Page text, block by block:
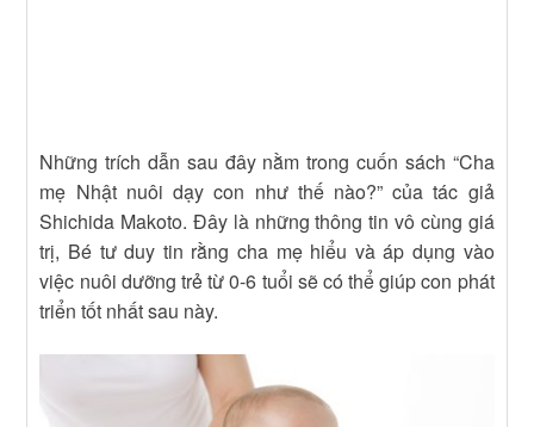
Những trích dẫn sau đây nằm trong cuốn sách “Cha
mẹ Nhật nuôi dạy con như thế nào?” của tác giả
Shichida Makoto. Đây là những thông tin vô cùng giá
trị, Bé tư duy tin rằng cha mẹ hiểu và áp dụng vào
việc nuôi dưỡng trẻ từ 0-6 tuổi sẽ có thể giúp con phát
triển tốt nhất sau này.